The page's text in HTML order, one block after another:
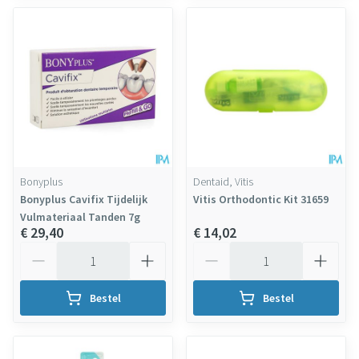
Bonyplus
Bonyplus Cavifix Tijdelijk
Vulmateriaal Tanden 7g
€ 29,40
Bestel
Dentaid, Vitis
Vitis Orthodontic Kit 31659
€ 14,02
Bestel